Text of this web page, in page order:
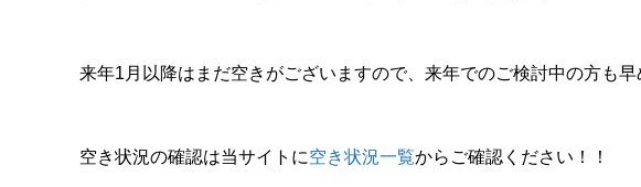
来年1月以降はまだ空きがございますので、来年でのご検討中の方も早
空き状況の確認は当サイトに空き状況一覧からご確認ください！！